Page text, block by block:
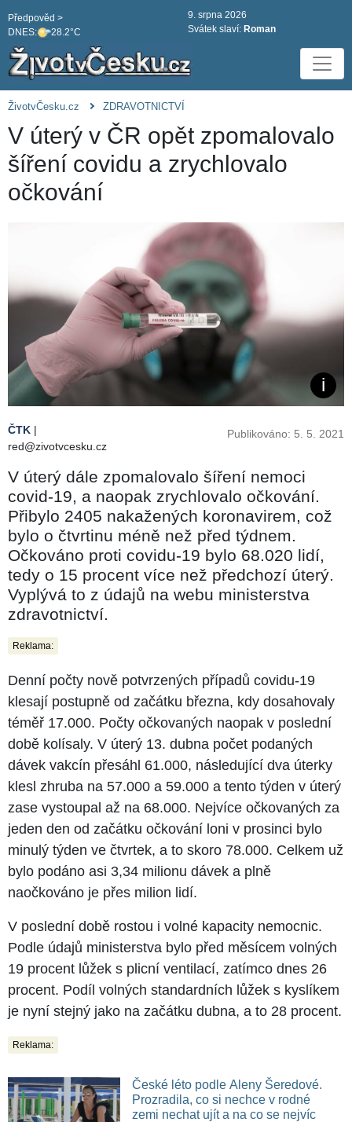
DNES: 28.2°C
Předpověd >
9. srpna 2026
Svátek slaví: Roman
ŽivotvČesku.cz ZDRAVOTNICTVÍ
V úterý v ČR opět zpomalovalo
šíření covidu a zrychlovalo
očkování
ČTK |
red@zivotvcesku.cz
Publikováno: 5. 5. 2021
V úterý dále zpomalovalo šíření nemoci
covid-19, a naopak zrychlovalo očkování.
Přibylo 2405 nakažených koronavirem, což
bylo o čtvrtinu méně než před týdnem.
Očkováno proti covidu-19 bylo 68.020 lidí,
tedy o 15 procent více než předchozí úterý.
Vyplývá to z údajů na webu ministerstva
zdravotnictví.
Reklama:
Denní počty nově potvrzených případů covidu-19
klesají postupně od začátku března, kdy dosahovaly
téměř 17.000. Počty očkovaných naopak v poslední
době kolísaly. V úterý 13. dubna počet podaných
dávek vakcín přesáhl 61.000, následující dva úterky
klesl zhruba na 57.000 a 59.000 a tento týden v úterý
zase vystoupal až na 68.000. Nejvíce očkovaných za
jeden den od začátku očkování loni v prosinci bylo
minulý týden ve čtvrtek, a to skoro 78.000. Celkem už
bylo podáno asi 3,34 milionu dávek a plně
naočkováno je přes milion lidí.
V poslední době rostou i volné kapacity nemocnic.
Podle údajů ministerstva bylo před měsícem volných
19 procent lůžek s plicní ventilací, zatímco dnes 26
procent. Podíl volných standardních lůžek s kyslíkem
je nyní stejný jako na začátku dubna, a to 28 procent.
Reklama:
České léto podle Aleny Šeredové.
Prozradila, co si nechce v rodné
zemi nechat ujít a na co se nejvíc